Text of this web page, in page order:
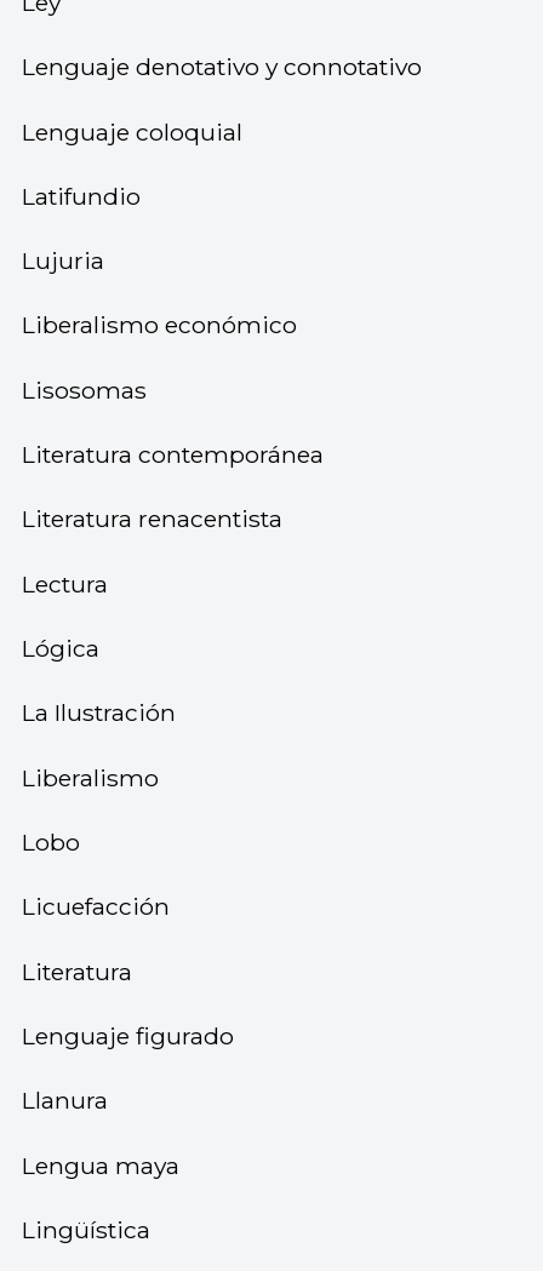
Lenguaje denotativo y connotativo
Lenguaje coloquial
Latifundio
Lujuria
Liberalismo económico
Lisosomas
Literatura contemporánea
Literatura renacentista
Lectura
Lógica
La Ilustración
Liberalismo
Lobo
Licuefacción
Literatura
Lenguaje figurado
Llanura
Lengua maya
Lingüística